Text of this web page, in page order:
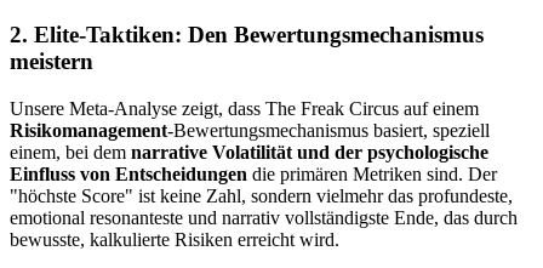
2. Elite-Taktiken: Den Bewertungsmechanismus
meistern
Unsere Meta-Analyse zeigt, dass The Freak Circus auf einem
Risikomanagement-Bewertungsmechanismus basiert, speziell
einem, bei dem narrative Volatilität und der psychologische
Einfluss von Entscheidungen die primären Metriken sind. Der
"höchste Score" ist keine Zahl, sondern vielmehr das profundeste,
emotional resonanteste und narrativ vollständigste Ende, das durch
bewusste, kalkulierte Risiken erreicht wird.